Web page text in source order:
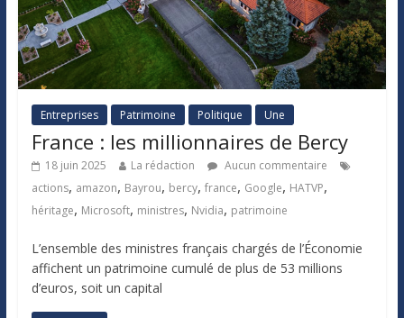
Entreprises Patrimoine Politique Une
France : les millionnaires de Bercy
18 juin 2025 La rédaction
Aucun commentaire
actions, amazon, Bayrou, bercy, france, Google, HATVP,
héritage, Microsoft, ministres, Nvidia, patrimoine
L’ensemble des ministres français chargés de l’Économie
affichent un patrimoine cumulé de plus de 53 millions
d’euros, soit un capital